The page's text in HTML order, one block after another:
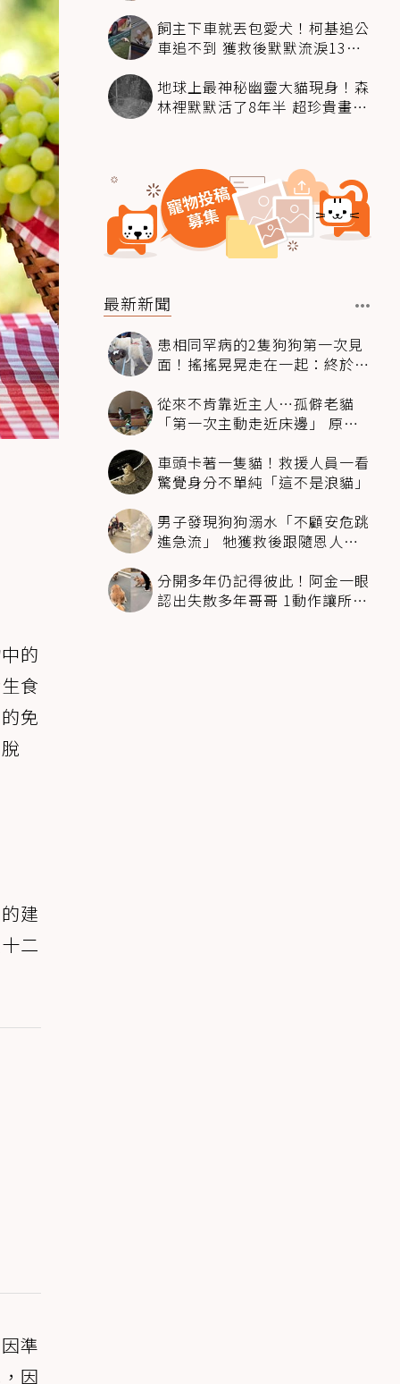
的
食
免
建
二
準
因
飼主下車就丟包愛犬！柯基追公
車追不到 獲救後默默流淚13萬
地球上最神秘幽靈大貓現身！森
林裡默默活了8年半 超珍貴畫面
最新新聞
患相同罕病的2隻狗狗第一次見
面！搖搖晃晃走在一起：終於找
從來不肯靠近主人…孤僻老貓
「第一次主動走近床邊」 原因
車頭卡著一隻貓！救援人員一看
驚覺身分不單純「這不是浪貓」
男子發現狗狗溺水「不顧安危跳
進急流」 牠獲救後跟隨恩人不
分開多年仍記得彼此！阿金一眼
認出失散多年哥哥 1動作讓所有